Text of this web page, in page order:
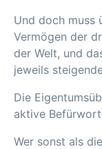
Und doch muss
Vermögen der
der Welt, und
jeweils
Die
aktive
Wer sonst als